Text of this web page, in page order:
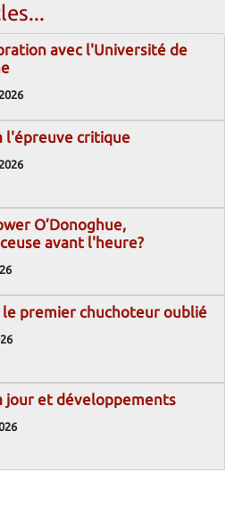
avec l'Université de
l'épreuve critique
O’Donoghue,
avant l'heure?
premier chuchoteur oublié
jour et développements